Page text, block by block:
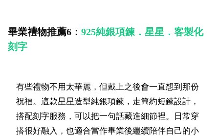
畢業禮物推薦6： 925純銀項鍊．星星．客製化
刻字
有些禮物不用太華麗，但戴上之後會一直想到那份
祝福。這款星星造型純銀項鍊，走簡約短鍊設計，
搭配刻字服務，可以把一句話藏進細節裡。日常穿
搭很好融入，也適合當作畢業後繼續陪伴自己的小